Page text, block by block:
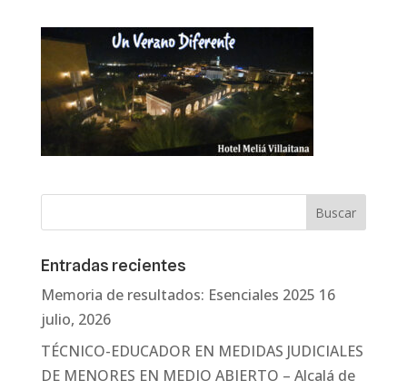
Entradas recientes
Memoria de resultados: Esenciales 2025 16
julio, 2026
TÉCNICO-EDUCADOR EN MEDIDAS JUDICIALES
DE MENORES EN MEDIO ABIERTO – Alcalá de